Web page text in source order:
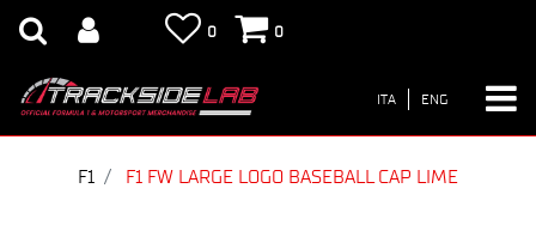
0 0
ITA ENG
F1 F1 FW LARGE LOGO BASEBALL CAP LIME